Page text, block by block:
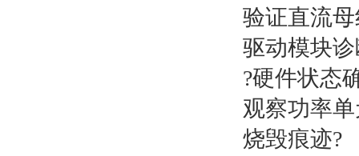
验证直流
驱动模块
?硬件状态
观察功率
烧毁痕迹?